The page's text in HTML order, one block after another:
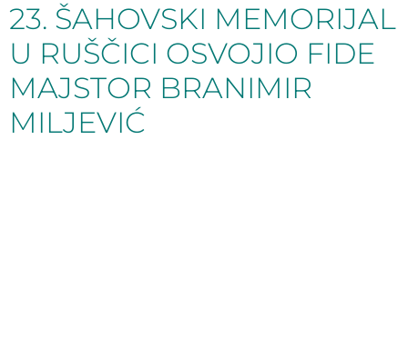
23. ŠAHOVSKI MEMORIJAL
U RUŠČICI OSVOJIO FIDE
MAJSTOR BRANIMIR
MILJEVIĆ